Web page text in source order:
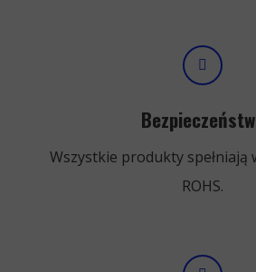
Wszystkie produkty spełniają
ROHS.